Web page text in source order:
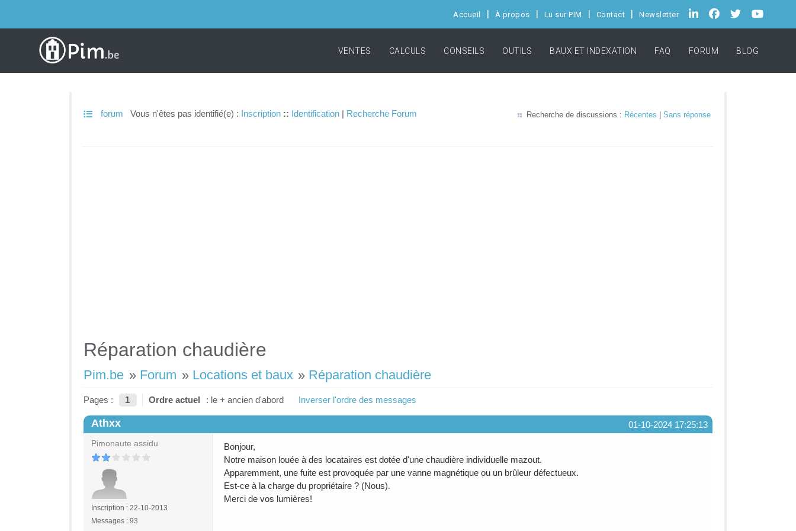
Accueil À propos Lu sur PIM Contact Newsletter
VENTES CALCULS CONSEILS OUTILS BAUX ET INDEXATION FAQ FORUM BLOG
forum Vous n'êtes pas identifié(e) : Inscription :: Identification | Recherche Forum Recherche de discussions : Récentes Sans réponse
Réparation chaudière
Pim.be » Forum » Locations et baux » Réparation chaudière
Pages : 1 Ordre actuel : le + ancien d'abord Inverser l'ordre des messages
01-10-2024 17:25:13
Athxx
Pimonaute assidu
Inscription : 22-10-2013
Messages : 93
Bonjour,
Notre maison louée à des locataires est dotée d'une chaudière individuelle mazout.
Apparemment, une fuite est provoquée par une vanne magnétique ou un brûleur défectueux.
Est-ce à la charge du propriétaire ? (Nous).
Merci de vos lumières!